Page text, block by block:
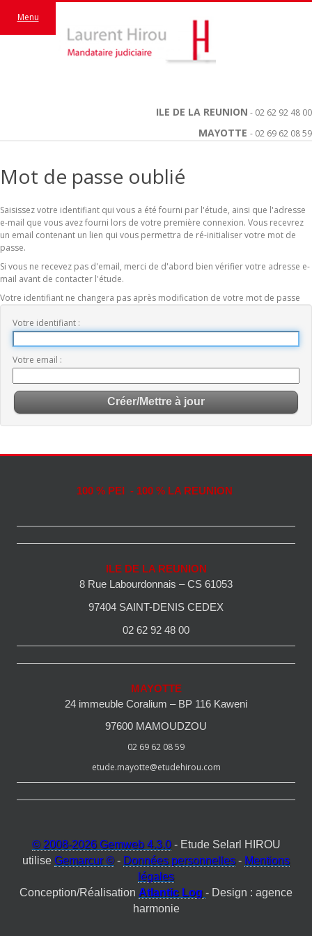
ILE DE LA REUNION - 02 62 92 48 00
MAYOTTE - 02 69 62 08 59
Menu
Mot de passe oublié
Saisissez votre identifiant qui vous a été fourni par l'étude, ainsi que l'adresse
e-mail que vous avez fourni lors de votre première connexion. Vous recevrez
un email contenant un lien qui vous permettra de ré-initialiser votre mot de
passe.
Si vous ne recevez pas d'email, merci de d'abord bien vérifier votre adresse e-
mail avant de contacter l'étude.
Votre identifiant ne changera pas après modification de votre mot de passe
Votre identifiant
Votre email
100 % PEI - 100 % LA REUNION
ILE DE LA REUNION
8 Rue Labourdonnais – CS 61053
97404 SAINT-DENIS CEDEX
02 62 92 48 00
MAYOTTE
24 immeuble Coralium – BP 116 Kaweni
97600 MAMOUDZOU
02 69 62 08 59
etude.mayotte@etudehirou.com
© 2008-2026 Gemweb 4.3.0- Etude Selarl HIROU
utilise Gemarcur © - Données personnelles - Mentions
légales
Conception/Réalisation Atlantic Log - Design : agence
harmonie